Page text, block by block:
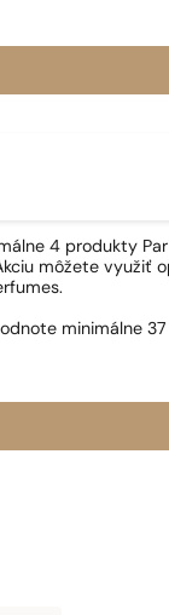
4 produkty
môžete využiť
minimálne